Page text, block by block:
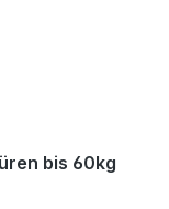
bis 60kg